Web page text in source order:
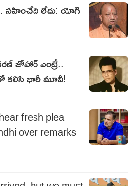
సహించేది లేదు: యోగి
జోహార్ ఎంట్రీ..
కలిసి భారీ మూవీ!
fresh plea
over remarks